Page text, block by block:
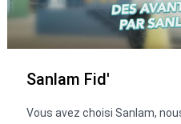
Sanlam Fid'
Vous avez choisi Sanlam,